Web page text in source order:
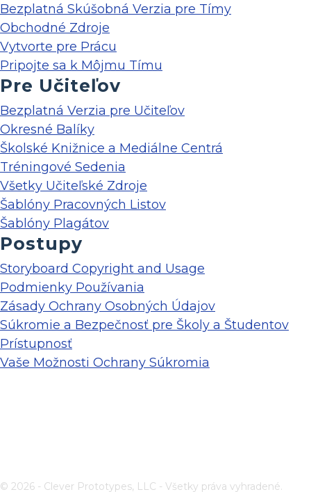
Bezplatná Skúšobná Verzia pre Tímy
Obchodné Zdroje
Vytvorte pre Prácu
Pripojte sa k Môjmu Tímu
Pre Učiteľov
Bezplatná Verzia pre Učiteľov
Okresné Balíky
Školské Knižnice a Mediálne Centrá
Tréningové Sedenia
Všetky Učiteľské Zdroje
Šablóny Pracovných Listov
Šablóny Plagátov
Postupy
Storyboard Copyright and Usage
Podmienky Používania
Zásady Ochrany Osobných Údajov
Súkromie a Bezpečnosť pre Školy a Študentov
Prístupnosť
Vaše Možnosti Ochrany Súkromia
© 2026 - Clever Prototypes, LLC - Všetky práva vyhradené.